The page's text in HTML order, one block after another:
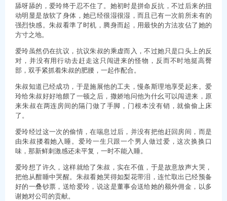
舔呀舔的，爱玲终于忍不住了。她初时是拼命反抗，不过后来的扭
动明显是放软了身体，她已经很湿很湿，而且已有一次前所未有的
强烈快感。朱叔看準了时机，腾身而起，用最快的方法攻佔了她的
方寸之地。
爱玲虽然仍在抗议，抗议朱叔的乘虚而入，不过她只是口头上的反
对，并没有用行动去赶走这只闯进来的怪物，反而不时地挺高臀
部，双手紧抓着朱叔的肥腰，一起作配合。
朱叔知道已经成功，于是施展他的工夫，慢条斯理地享受起来。爱
玲给朱叔好好地餵了一顿之后，撒娇地问他为什幺可以闯进来，原
来朱叔在两连房间的隔门做了手脚，门根本没有销，就偷偷上床
了。
爱玲经过这一次的偷情，在喘息过后，并没有把他赶回房间，而是
由朱叔搂着她入睡。爱玲一生只跟一个男人做过爱，这次换换口
味，那新鲜刺激感还未平复，一时不能入睡。
爱玲想了许久，这样就给了朱叔，实在不值，于是故意放声大哭，
把他从酣睡中哭醒。朱叔看她哭得如梨花带泪，连忙取出已经预备
好的一叠钞票，送给爱玲，说这是董事会送给她的额外佣金，以多
谢她对公司的贡献。